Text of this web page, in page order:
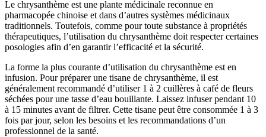
Le chrysanthème est une plante médicinale reconnue en
pharmacopée chinoise et dans d’autres systèmes médicinaux
traditionnels. Toutefois, comme pour toute substance à propriétés
thérapeutiques, l’utilisation du chrysanthème doit respecter certaines
posologies afin d’en garantir l’efficacité et la sécurité.
La forme la plus courante d’utilisation du chrysanthème est en
infusion. Pour préparer une tisane de chrysanthème, il est
généralement recommandé d’utiliser 1 à 2 cuillères à café de fleurs
séchées pour une tasse d’eau bouillante. Laissez infuser pendant 10
à 15 minutes avant de filtrer. Cette tisane peut être consommée 1 à 3
fois par jour, selon les besoins et les recommandations d’un
professionnel de la santé.